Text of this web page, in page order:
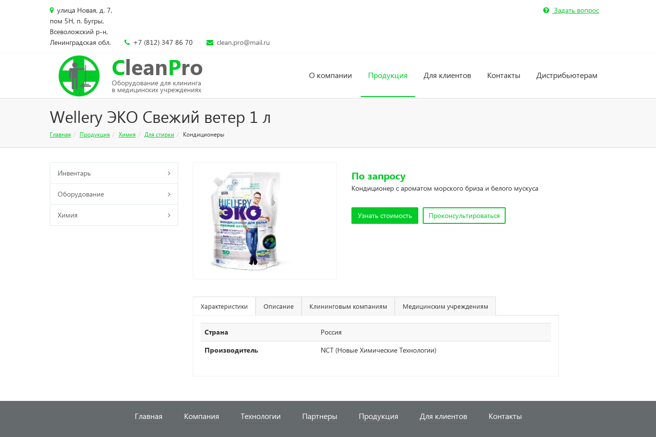
улица Новая, д. 7,
пом 5Н, п. Бугры,
Всеволожский р-н,
Ленинградская обл.
+7 (812) 347 86 70 clean.pro@mail.ru
Задать вопрос
CleanPro
Оборудование для клининга
в медицинских учреждениях
О компании Продукция Для клиентов Контакты Дистрибьютерам
Wellery ЭКО Свежий ветер 1 л
Главная Продукция Химия Для стирки Кондиционеры
Инвентарь
Оборудование
Химия
По запросу
Кондиционер с ароматом морского бриза и белого мускуса
Узнать стоимость Проконсультироваться
Характеристики Описание Клининговым компаниям Медицинским учреждениям
Страна
Россия
Производитель
NCT (Новые Химические Технологии)
Главная Компания Технологии Партнеры Продукция Для клиентов Контакты